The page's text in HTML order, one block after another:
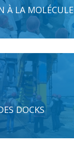
À LA MOLÉCULE
DOCKS